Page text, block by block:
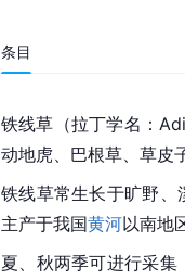
条目
铁线草（拉丁学名 ：
动地虎、 巴根草 草皮
铁线草常生长于旷野
主产于我国黄河以南地
夏、秋两季可进行采